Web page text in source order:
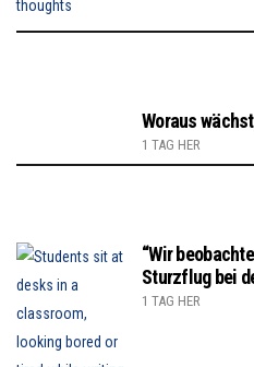
Woraus
1 TAG HER
“Wir
Sturzflug bei
1 TAG HER